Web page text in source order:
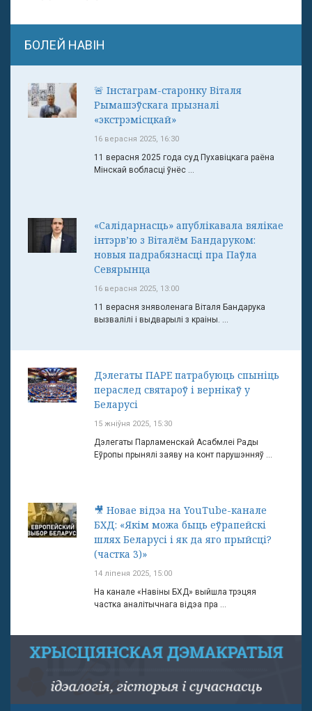
БОЛЕЙ НАВІН
🚨 Інстаграм-старонку Віталя
Рымашэўскага прызналі
«экстрэмісцкай»
16 верасня 2025, 16:30
11 верасня 2025 года суд Пухавіцкага раёна
Мінскай вобласці ўнёс ...
«Салідарнасць» апублікавала вялікае
інтэрв’ю з Віталём Бандаруком:
новыя падрабязнасці пра Паўла
Севярынца
16 верасня 2025, 13:00
11 верасня зняволенага Віталя Бандарука
вызвалілі і выдварылі з краіны. ...
Дэлегаты ПАРЕ патрабуюць спыніць
пераслед святароў і вернікаў у
Беларусі
15 жніўня 2025, 15:30
Дэлегаты Парламенскай Асабмлеі Рады
Еўропы прынялі заяву на конт парушэнняў ...
🎥 Новае відэа на YouTube-канале
БХД: «Якім можа быць еўрапейскі
шлях Беларусі і як да яго прыйсці?
(частка 3)»
14 ліпеня 2025, 15:00
На канале «Навіны БХД» выйшла трэцяя
частка аналітычнага відэа пра ...